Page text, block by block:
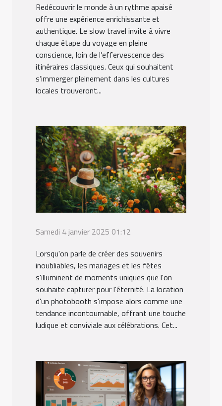
Redécouvrir le monde à un rythme apaisé
offre une expérience enrichissante et
authentique. Le slow travel invite à vivre
chaque étape du voyage en pleine
conscience, loin de l’effervescence des
itinéraires classiques. Ceux qui souhaitent
s’immerger pleinement dans les cultures
locales trouveront...
Samedi 4 janvier 2025 01:12
Lorsqu'on parle de créer des souvenirs
inoubliables, les mariages et les fêtes
s'illuminent de moments uniques que l'on
souhaite capturer pour l'éternité. La location
d'un photobooth s'impose alors comme une
tendance incontournable, offrant une touche
ludique et conviviale aux célébrations. Cet...